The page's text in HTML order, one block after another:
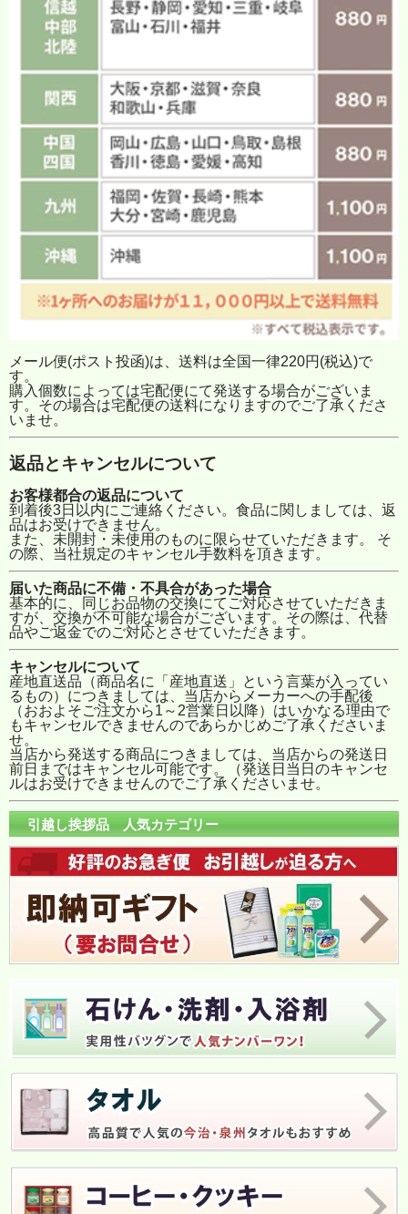
メール便(ポスト投函)は、送料は全国一律220円(税込)で
す。
購入個数によっては宅配便にて発送する場合がございま
す。その場合は宅配便の送料になりますのでご了承くださ
いませ。
返品とキャンセルについて
お客様都合の返品について
到着後3日以内にご連絡ください。食品に関しましては、返
品はお受けできません。
また、未開封・未使用のものに限らせていただきます。 そ
の際、当社規定のキャンセル手数料を頂きます。
届いた商品に不備・不具合があった場合
基本的に、同じお品物の交換にてご対応させていただきま
すが、交換が不可能な場合がございます。その際は、代替
品やご返金でのご対応とさせていただきます。
キャンセルについて
産地直送品（商品名に「産地直送」という言葉が入ってい
るもの）につきましては、当店からメーカーへの手配後
（おおよそご注文から1～2営業日以降）はいかなる理由で
もキャンセルできませんのであらかじめご了承くださいま
せ。
当店から発送する商品につきましては、当店からの発送日
前日まではキャンセル可能です。（発送日当日のキャンセ
ルはお受けできませんのでご了承くださいませ。
引越し挨拶品 人気カテゴリー